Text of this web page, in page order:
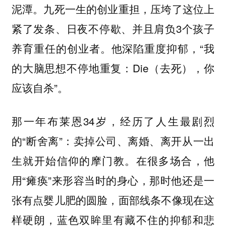
泥潭。九死一生的创业重担，压垮了这位上
紧了发条、日夜不停歇、并且肩负3个孩子
养育重任的创业者。他深陷重度抑郁，“我
的大脑思想不停地重复：Die（去死），你
应该自杀”。
那一年布莱恩34岁，经历了人生最剧烈
的“断舍离”：卖掉公司、离婚、离开从一出
生就开始信仰的摩门教。在很多场合，他
用“瘫痪”来形容当时的身心，那时他还是一
张有点婴儿肥的圆脸，面部线条不像现在这
样硬朗，蓝色双眸里有藏不住的抑郁和悲